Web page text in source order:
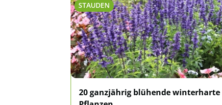
STAUDEN
20 ganzjährig blühende winterharte